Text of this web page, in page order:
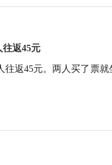
返45元
返45元。两人买了票